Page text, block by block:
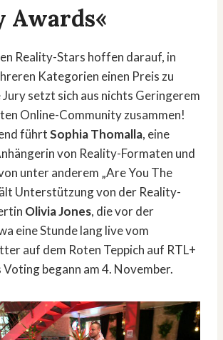
Awards«
Reality-Stars hoffen darauf, in
Kategorien einen Preis zu
Jury setzt sich aus nichts Geringerem
Online-Community zusammen!
führtSophia Thomalla, eine
von Reality-Formaten und
unter anderem „Are You The
Unterstützung von der Reality-
Olivia Jones, die vor der
eine Stunde lang live vom
auf dem Roten Teppich auf RTL+
begann am 4. November.